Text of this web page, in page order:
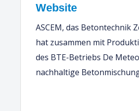
Website
ASCEM, das Betontechnik
hat zusammen mit
des BTE-Betriebs De
nachhaltige